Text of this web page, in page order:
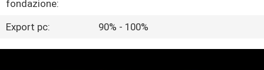
CONTROLLO
DELLA
QUALITÀ
fondazione:
Export pc: 90% - 100%